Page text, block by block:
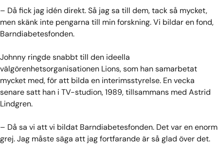
– Då fick jag idén direkt. Så jag sa till dem, tack så mycket,
men skänk inte pengarna till min forskning. Vi bildar en fond,
Barndiabetesfonden.
Johnny ringde snabbt till den ideella
välgörenhetsorganisationen Lions, som han samarbetat
mycket med, för att bilda en interimsstyrelse. En vecka
senare satt han i TV-studion, 1989, tillsammans med Astrid
Lindgren.
– Då sa vi att vi bildat Barndiabetesfonden. Det var en enorm
grej. Jag måste säga att jag fortfarande är så glad över det.